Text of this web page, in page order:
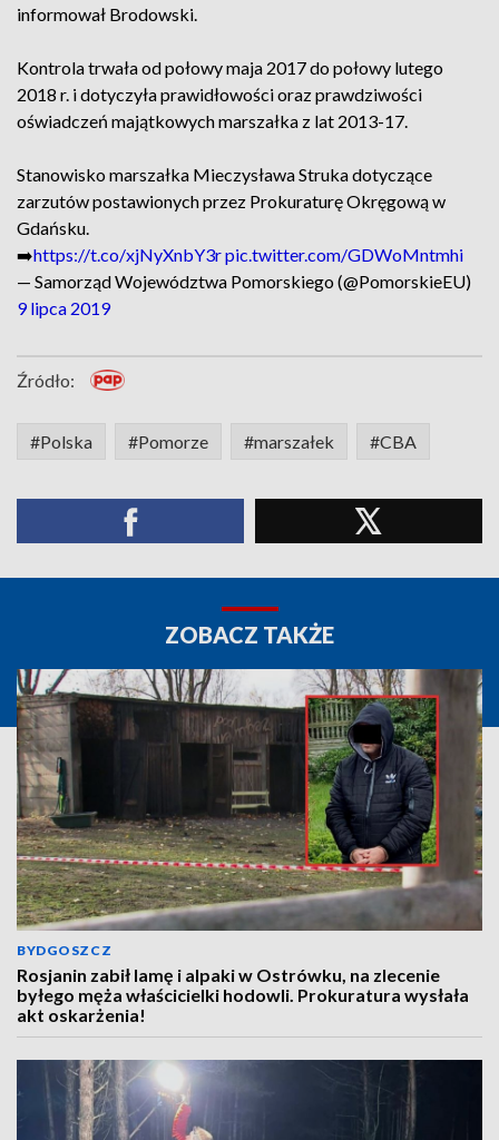
informował Brodowski.
Kontrola trwała od połowy maja 2017 do połowy lutego
2018 r. i dotyczyła prawidłowości oraz prawdziwości
oświadczeń majątkowych marszałka z lat 2013-17.
Stanowisko marszałka Mieczysława Struka dotyczące
zarzutów postawionych przez Prokuraturę Okręgową w
Gdańsku.
➡️https://t.co/xjNyXnbY3rpic.twitter.com/GDWoMntmhi
— Samorząd Województwa Pomorskiego (@PomorskieEU)
9 lipca 2019
Źródło:
#Polska #Pomorze #marszałek #CBA
ZOBACZ TAKŻE
BYDGOSZCZ
Rosjanin zabił lamę i alpaki w Ostrówku, na zlecenie
byłego męża właścicielki hodowli. Prokuratura wysłała
akt oskarżenia!